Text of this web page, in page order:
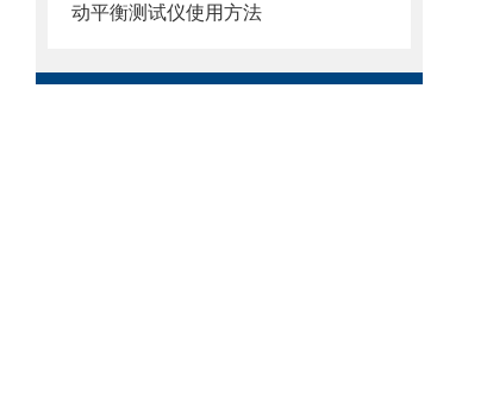
动平衡测试仪使用方法